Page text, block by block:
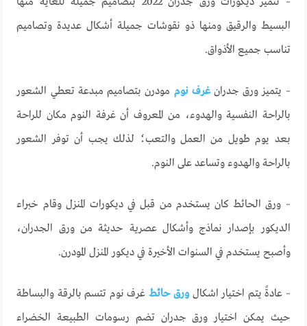
البسيط والرقيق ومنها ذو نقوشات جميلة أشكال عديدة وتصاميم
تناسب جميع الأذواق.
– يتميز ورق جدرانغرف نوم مودرن بتصاميم مبدعة تعطي الشعور
بالراحة النفسية والهدوء، من المعروف أن غرفة النوم مكان للراحة
بعد يوم طويل من العمل والتعب؛ لذلك يجب أن توفر الشعور
بالراحة والهدوء وتساعد على النوم.
– ورق الحائط كان يستخدم من قبل في ديكورات المنزل وقام خبراء
الديكور بإصدار نماذج وأشكال عصرية حديثة من ورق الجدران،
وأصبح يستخدم في السنوات الأخيرة في ديكور المنزل المودرن.
– عادةً يتم اختيار اشكال ورق حائط غرف نوم تتسم بالرقة والبساطة
حيث يمكن اختيار ورق جدران تضم رسومات الطبيعة الخضراء